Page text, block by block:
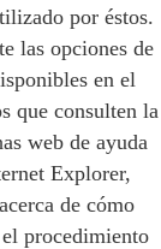
por éstos.
las opciones de
en el
que consulten la
web de ayuda
Explorer,
de cómo
procedimiento